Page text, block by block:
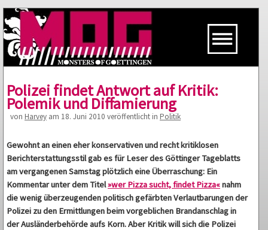
Polizei findet Antwort auf Kritik:
Polemik und Diffamierung
von Harvey am 18. Juni 2010 veröffentlicht in Politik
Gewohnt an einen eher konservativen und recht kritiklosen
Berichterstattungsstil gab es für Leser des Göttinger Tageblatts
am vergangenen Samstag plötzlich eine Überraschung: Ein
Kommentar unter dem Titel»wer Pizza sucht, findet Pizza«nahm
die wenig überzeugenden politisch gefärbten Verlautbarungen der
Polizei zu den Ermittlungen beim vorgeblichen Brandanschlag in
der Ausländerbehörde aufs Korn. Aber Kritik will sich die Polizei